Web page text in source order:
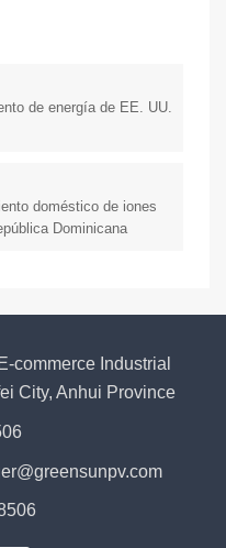
de energía de EE. UU.
doméstico de iones
Dominicana
commerce Industrial
City, Anhui Province